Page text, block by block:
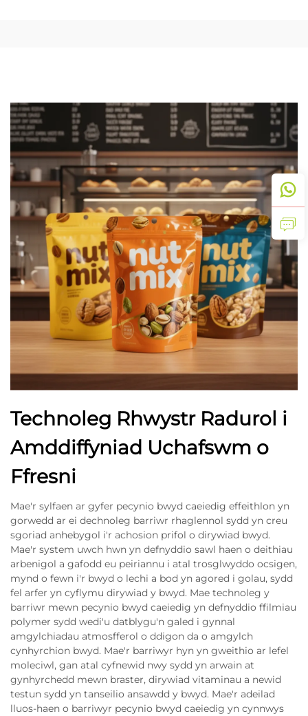
Technoleg Rhwystr Radurol i
Amddiffyniad Uchafswm o
Ffresni
Mae'r sylfaen ar gyfer pecynio bwyd caeiedig effeithlon yn
gorwedd ar ei dechnoleg barriwr rhaglennol sydd yn creu
sgoriad anhebygol i'r achosion prifol o dirywiad bwyd.
Mae'r system uwch hwn yn defnyddio sawl haen o deithiau
arbenigol a gafodd eu peiriannu i atal trosglwyddo ocsigen,
mynd o fewn i'r bwyd o lechi a bod yn agored i golau, sydd
fel arfer yn cyflymu dirywiad y bwyd. Mae technoleg y
barriwr mewn pecynio bwyd caeiedig yn defnyddio ffilmiau
polymer sydd wedi'u datblygu'n galed i gynnal
amgylchiadau atmosfferol o ddigon da o amgylch
cynhyrchion bwyd. Mae'r barriwyr hyn yn gweithio ar lefel
moleciwl, gan atal cyfnewid nwy sydd yn arwain at
gynhyrchedd mewn braster, dirywiad vitaminau a newid
testun sydd yn tanseilio ansawdd y bwyd. Mae'r adeilad
lluos-haen o barriwyr pecynio bwyd caeiedig yn cynnwys